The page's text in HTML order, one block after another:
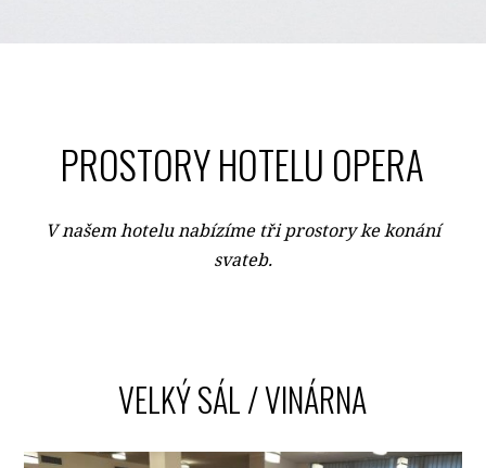
PROSTORY HOTELU OPERA
V našem hotelu nabízíme tři prostory ke konání
svateb.
VELKÝ SÁL / VINÁRNA